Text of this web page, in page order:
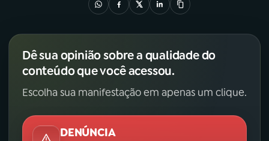
Dê sua opinião sobre a qualidade do
conteúdo que você acessou.
Escolha sua manifestação em apenas um clique.
DENÚNCIA